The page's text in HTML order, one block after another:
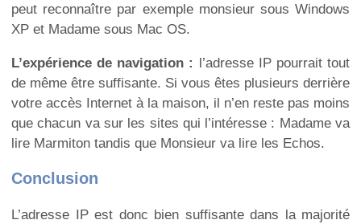
peut reconnaître par exemple monsieur sous Windows
XP et Madame sous Mac OS.
L’expérience de navigation : l’adresse IP pourrait tout
de même être suffisante. Si vous êtes plusieurs derrière
votre accès Internet à la maison, il n’en reste pas moins
que chacun va sur les sites qui l’intéresse : Madame va
lire Marmiton tandis que Monsieur va lire les Echos.
Conclusion
L’adresse IP est donc bien suffisante dans la majorité